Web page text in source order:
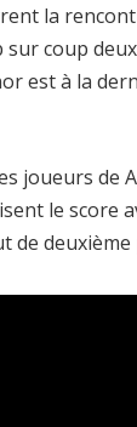
la
coup
est à la
joueurs de
le score
de deuxième